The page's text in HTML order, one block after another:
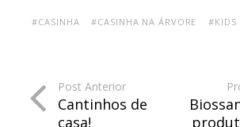
#CASINHA #CASINHA NA ÁRVORE #KIDS
Post Anterior
Cantinhos de
casa!